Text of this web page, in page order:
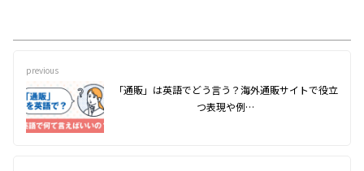
previous
「通販」は英語でどう言う？海外通販サイトで役立
つ表現や例…